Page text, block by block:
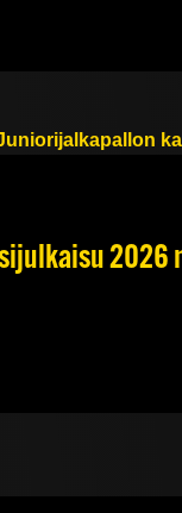
2026